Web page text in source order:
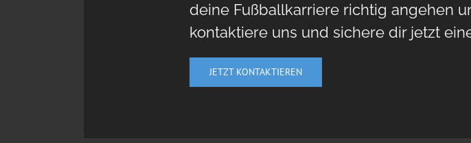
deine Fußballkarriere richtig angehen
kontaktiere uns und sichere dir jetzt
JETZT KONTAKTIEREN